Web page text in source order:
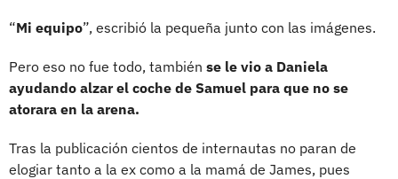
“Mi equipo”, escribió la pequeña junto con las imágenes.
Pero eso no fue todo, también se le vio a Daniela
ayudando alzar el coche de Samuel para que no se
atorara en la arena.
Tras la publicación cientos de internautas no paran de
elogiar tanto a la ex como a la mamá de James, pues